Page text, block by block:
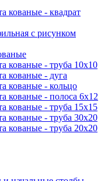
кованые - квадрат
с рисунком
кованые - труба 10х10
кованые - дуга
кованые - кольцо
кованые - полоса 6х12
кованые - труба 15х15
кованые - труба 30х20
кованые - труба 20х20